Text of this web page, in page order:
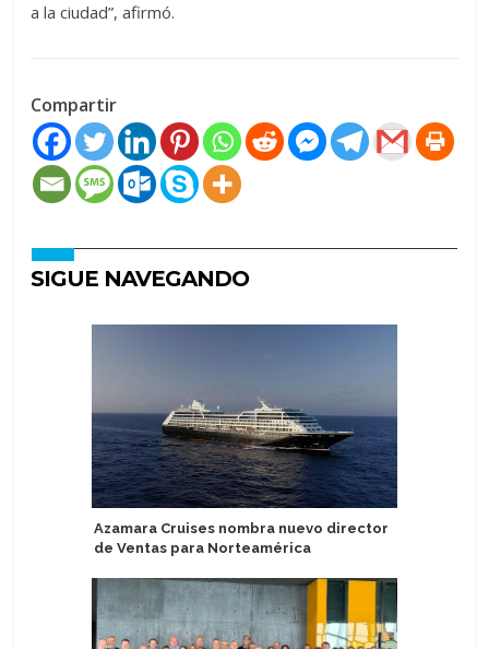
a la ciudad”, afirmó.
Compartir
SIGUE NAVEGANDO
Azamara Cruises nombra nuevo director
de Ventas para Norteamérica